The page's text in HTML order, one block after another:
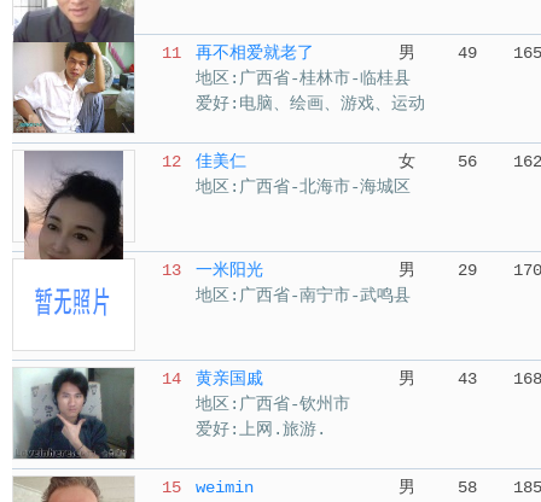
11 再不相爱就老了 男 49
165
地区:广西省-桂林市-临桂县
爱好:电脑、绘画、游戏、运动
12 佳美仁 女 56
162
地区:广西省-北海市-海城区
13 一米阳光 男 29
170
地区:广西省-南宁市-武鸣县
14 黄亲国戚 男 43
168
地区:广西省-钦州市
爱好:上网.旅游.
15 weimin 男 58
185